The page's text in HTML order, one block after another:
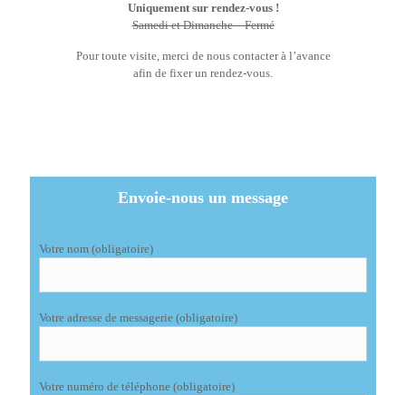
Uniquement sur rendez-vous !
Samedi et Dimanche – Fermé
Pour toute visite, merci de nous contacter à l’avance
afin de fixer un rendez-vous.
Envoie-nous un message
Votre nom (obligatoire)
Votre adresse de messagerie (obligatoire)
Votre numéro de téléphone (obligatoire)